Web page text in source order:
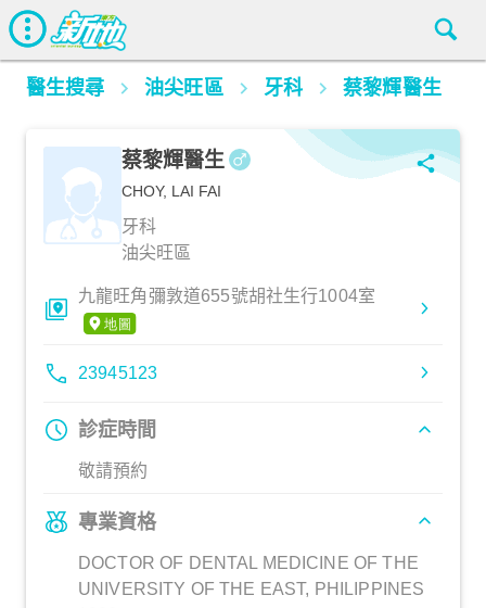
醫生搜尋 油尖旺區 牙科 蔡黎輝醫生
蔡黎輝醫生
CHOY, LAI FAI
牙科
油尖旺區
九龍旺角彌敦道655號胡社生行1004室
23945123
診症時間
敬請預約
專業資格
DOCTOR OF DENTAL MEDICINE OF THE
UNIVERSITY OF THE EAST, PHILIPPINES